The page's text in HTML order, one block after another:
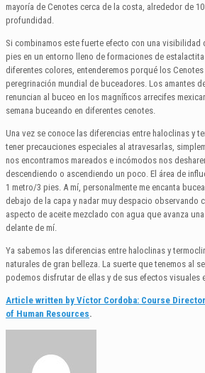
mayoría de Cenotes cerca de la costa, alrededor de
profundidad.
Si combinamos este fuerte efecto con una visibilidad
pies en un entorno lleno de formaciones de
diferentes colores, entenderemos porqué los
peregrinación mundial de buceadores. Los amantes
renuncian al buceo en los magníficos arrecifes
semana buceando en diferentes cenotes.
Una vez se conoce las diferencias entre haloclinas y
tener precauciones especiales al atravesarlas,
nos encontramos mareados e incómodos nos
descendiendo o ascendiendo un poco. El área de
1 metro/3 pies. A mí, personalmente me encanta
debajo de la capa y nadar muy despacio observando
aspecto de aceite mezclado con agua que avanza
delante de mí.
Ya sabemos las diferencias entre haloclinas y
naturales de gran belleza. La suerte que tenemos al
podemos disfrutar de ellas y de sus efectos visuales
Article written by Víctor Cordoba: Course
of Human Resources.